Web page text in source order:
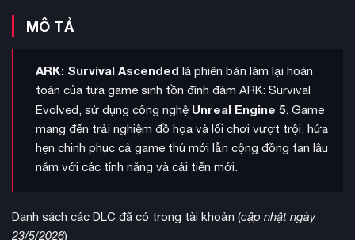
MÔ TẢ
ARK: Survival Ascended là phiên bản làm lại hoàn
toàn của tựa game sinh tồn đình đám ARK: Survival
Evolved, sử dụng công nghệ Unreal Engine 5. Game
mang đến trải nghiệm đồ họa và lối chơi vượt trội, hứa
hẹn chinh phục cả game thủ mới lẫn cộng đồng fan lâu
năm với các tính năng và cải tiến mới.
Danh sách các DLC đã có trong tài khoản (cập nhật ngày
23/5/2026)